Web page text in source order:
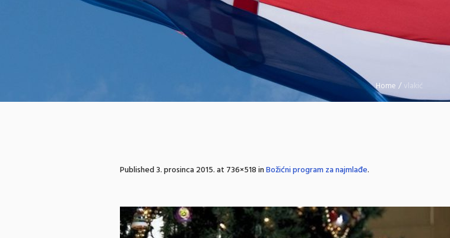
Home /vlakić
Published3. prosinca 2015.at 736×518 inBožićni program za najmlađe.